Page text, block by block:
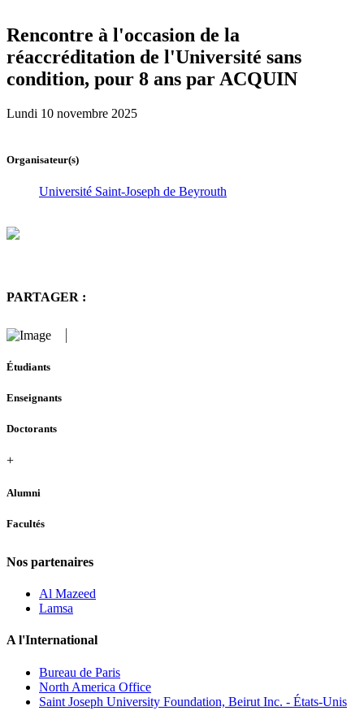
Rencontre à l'occasion de la
réaccréditation de l'Université sans
condition, pour 8 ans par ACQUIN
Lundi 10 novembre 2025
Organisateur(s)
Université Saint-Joseph de Beyrouth
PARTAGER :
Étudiants
Enseignants
Doctorants
+
Alumni
Facultés
Nos partenaires
Al Mazeed
Lamsa
A l'International
Bureau de Paris
North America Office
Saint Joseph University Foundation, Beirut Inc. - États-Unis